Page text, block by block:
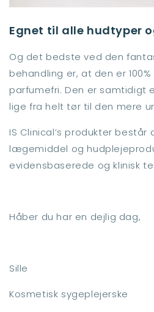
Egnet til alle hudtyper
Og det bedste ved den
behandling er, at den er
parfumefri. Den er samtidigt
lige fra helt tør til den mere
IS Clinical’s produkter
lægemiddel og
evidensbaserede og klinisk
Håber du har en dejlig dag,
Sille
Kosmetisk sygeplejerske